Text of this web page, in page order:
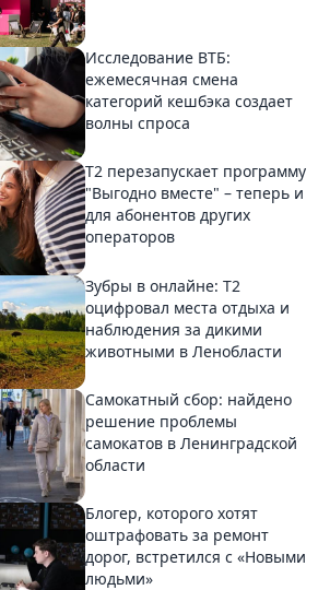
Исследование ВТБ:
ежемесячная смена
категорий кешбэка создает
волны спроса
Т2 перезапускает программу
"Выгодно вместе" – теперь и
для абонентов других
операторов
Зубры в онлайне: Т2
оцифровал места отдыха и
наблюдения за дикими
животными в Ленобласти
Самокатный сбор: найдено
решение проблемы
самокатов в Ленинградской
области
Блогер, которого хотят
оштрафовать за ремонт
дорог, встретился с «Новыми
людьми»